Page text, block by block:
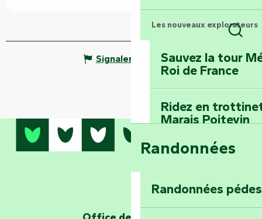
Les nouveaux explorateurs
Sauvez la tour
Roi de France
Ridez en
Marais Poitevin
Embarquez pour
Explorez
Randonnées
Randonnées
Signaler une erreur